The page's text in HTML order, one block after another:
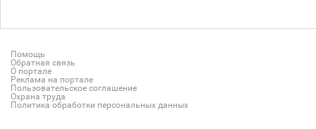
Помощь
Обратная связь
О портале
Реклама на портале
Пользовательское соглашение
Охрана труда
Политика обработки персональных данных